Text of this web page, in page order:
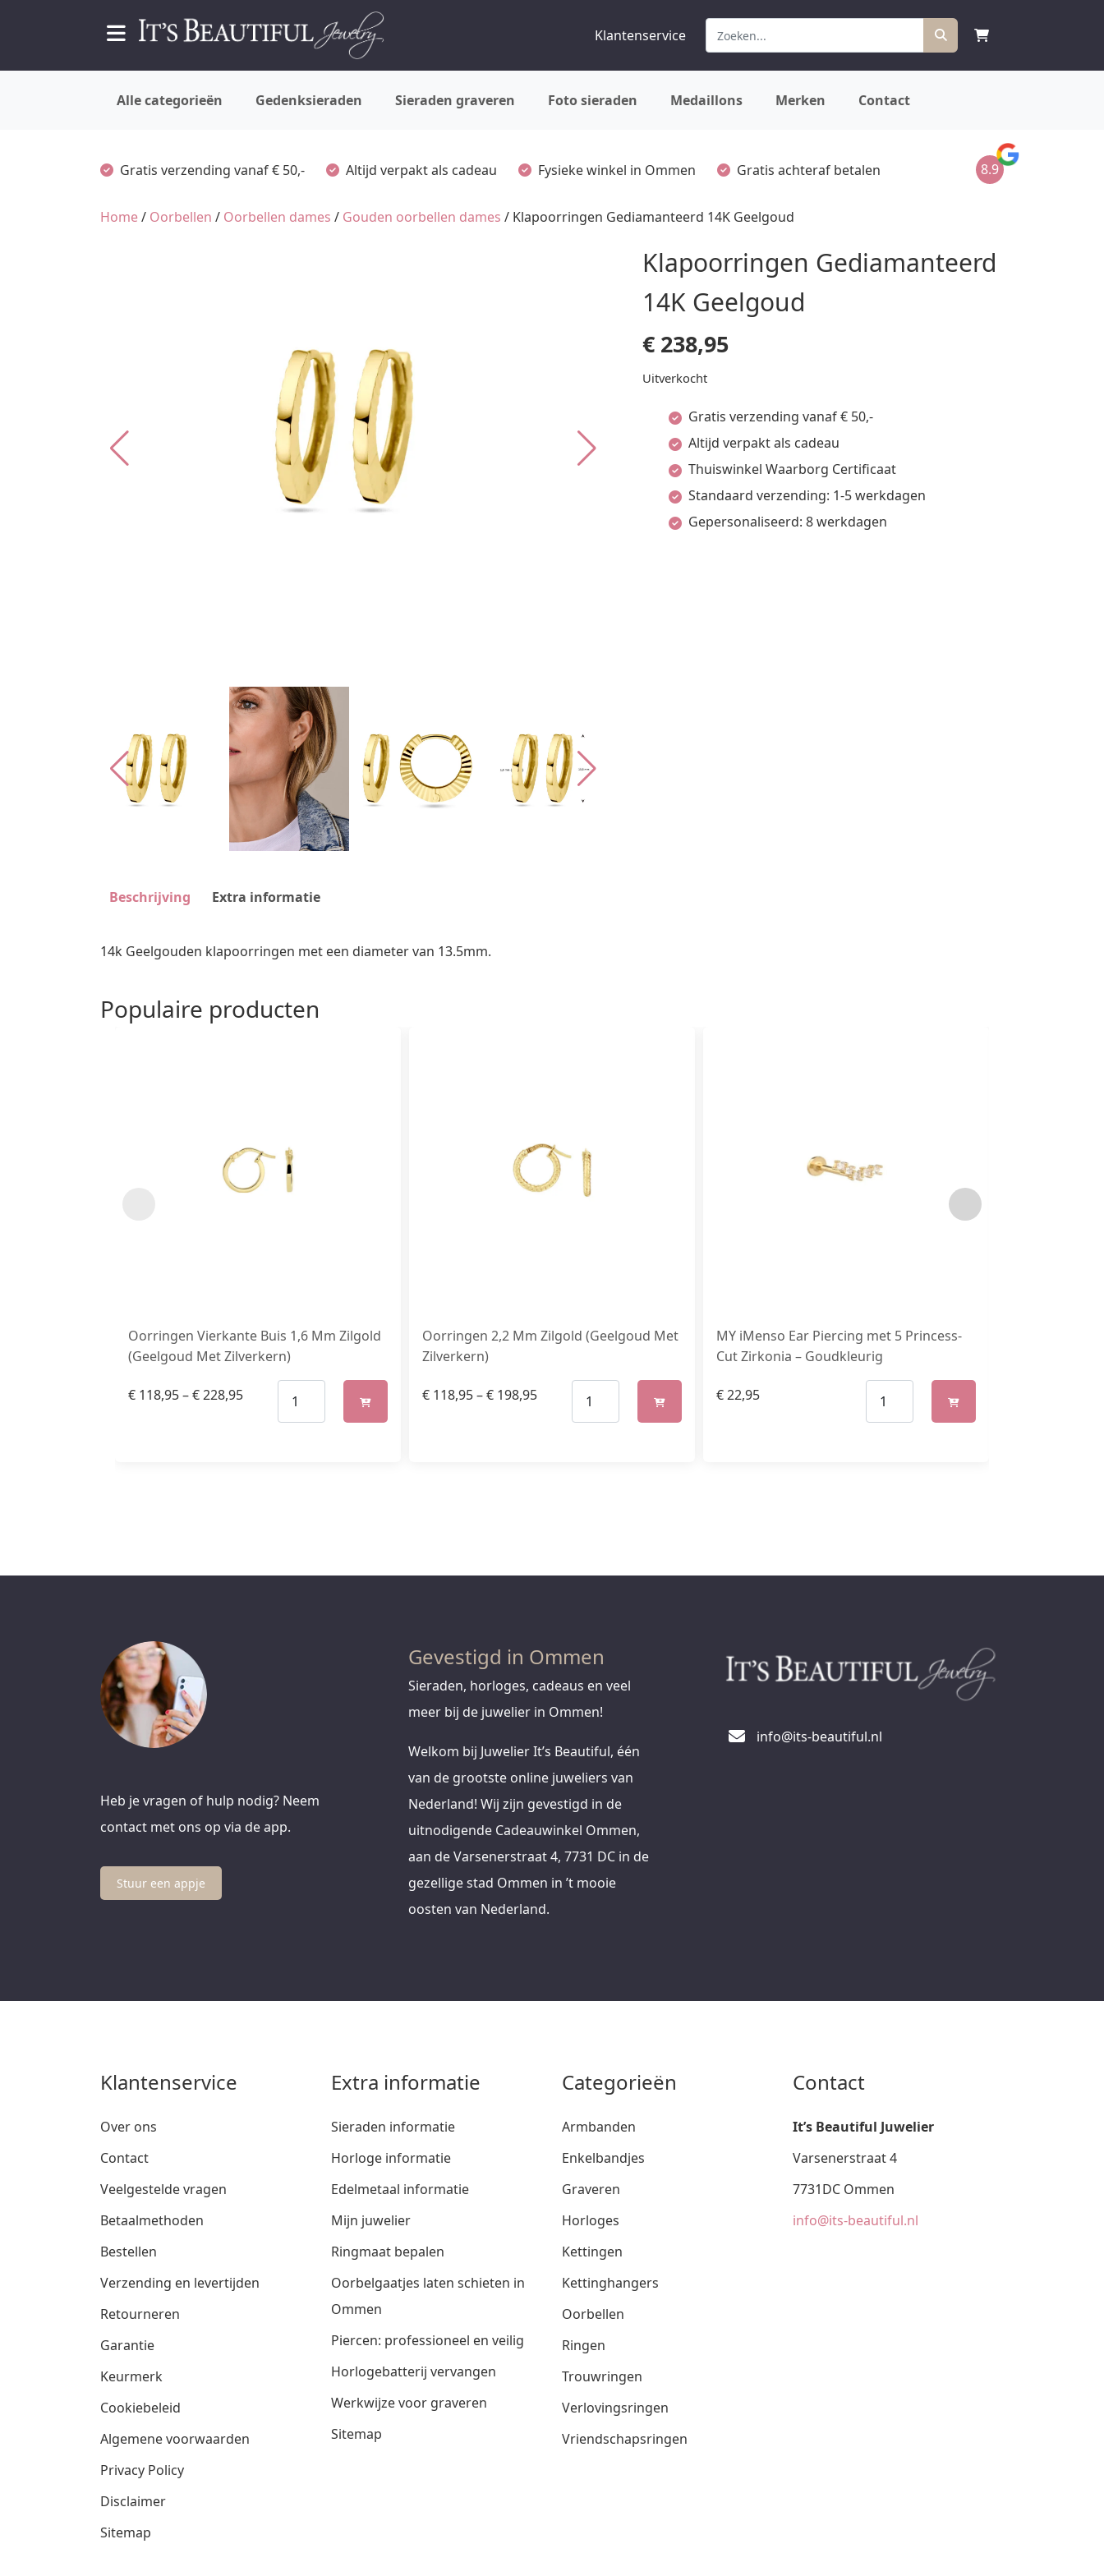
Klantenservice
Alle categorieën Gedenksieraden Sieraden graveren Foto sieraden Medaillons Merken Contact
Gratis verzending vanaf € 50,- Altijd verpakt als cadeau Fysieke winkel in Ommen Gratis achteraf betalen 8.9
Home/ Oorbellen / Oorbellen dames / Gouden oorbellen dames / Klapoorringen Gediamanteerd 14K Geelgoud
Klapoorringen Gediamanteerd
14K Geelgoud
€ 238,95
Uitverkocht
Gratis verzending vanaf € 50,-
Altijd verpakt als cadeau
Thuiswinkel Waarborg Certificaat
Standaard verzending: 1-5 werkdagen
Gepersonaliseerd: 8 werkdagen
Beschrijving Extra informatie
14k Geelgouden klapoorringen met een diameter van 13.5mm.
Populaire producten
Oorringen Vierkante Buis 1,6 Mm Zilgold
(Geelgoud Met Zilverkern)
€ 118,95–€228,95
Oorringen 2,2 Mm Zilgold (Geelgoud Met
Zilverkern)
€ 118,95–€ 198,95
MY iMenso Ear Piercing met 5 Princess-
Cut Zirkonia – Goudkleurig
€22,95
Heb je vragen of hulp nodig? Neem
contact met ons op via de app.
Stuur een appje
Gevestigd in Ommen
Sieraden, horloges, cadeaus en veel
meer bij de juwelier in Ommen!
Welkom bij Juwelier It’s Beautiful, één
van de grootste online juweliers van
Nederland! Wij zijn gevestigd in de
uitnodigende Cadeauwinkel Ommen,
aan de Varsenerstraat 4, 7731 DC in de
gezellige stad Ommen in ’t mooie
oosten van Nederland.
info@its-beautiful.nl
Klantenservice
Over ons
Contact
Veelgestelde vragen
Betaalmethoden
Bestellen
Verzending en levertijden
Retourneren
Garantie
Keurmerk
Cookiebeleid
Algemene voorwaarden
Privacy Policy
Disclaimer
Sitemap
Extra informatie
Sieraden informatie
Horloge informatie
Edelmetaal informatie
Mijn juwelier
Ringmaat bepalen
Oorbelgaatjes laten schieten in
Ommen
Piercen: professioneel en veilig
Horlogebatterij vervangen
Werkwijze voor graveren
Sitemap
Categorieën
Armbanden
Enkelbandjes
Graveren
Horloges
Kettingen
Kettinghangers
Oorbellen
Ringen
Trouwringen
Verlovingsringen
Vriendschapsringen
Contact
It’s Beautiful Juwelier
Varsenerstraat 4
7731DC Ommen
info@its-beautiful.nl